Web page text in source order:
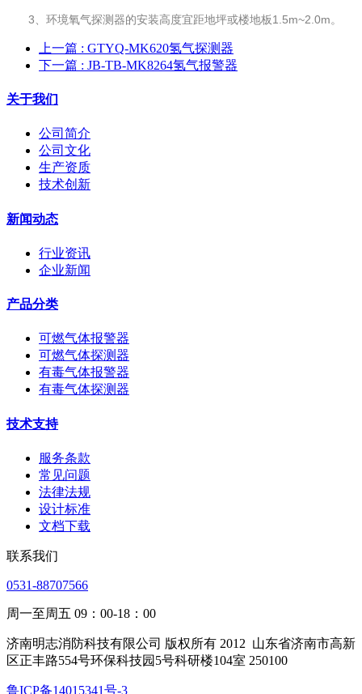
3、环境氧气探测器的安装高度宜距地坪或楼地板1.5m~2.0m。
上一篇 : GTYQ-MK620氢气探测器
下一篇 : JB-TB-MK8264氢气报警器
关于我们
公司简介
公司文化
生产资质
技术创新
新闻动态
行业资讯
企业新闻
产品分类
可燃气体报警器
可燃气体探测器
有毒气体报警器
有毒气体探测器
技术支持
服务条款
常见问题
法律法规
设计标准
文档下载
联系我们
0531-88707566
周一至周五 09：00-18：00
济南明志消防科技有限公司 版权所有 2012 山东省济南市高新
区正丰路554号环保科技园5号科研楼104室 250100
鲁ICP备14015341号-3